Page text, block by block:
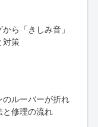
ら「きしみ音」
対策
ルーバーが折れ
と修理の流れ